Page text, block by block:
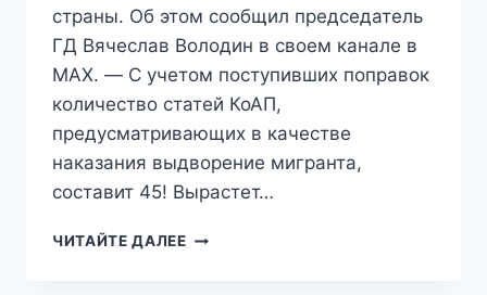
страны. Об этом сообщил председатель
ГД Вячеслав Володин в своем канале в
MAX. — С учетом поступивших поправок
количество статей КоАП,
предусматривающих в качестве
наказания выдворение мигранта,
составит 45! Вырастет…
ЧИТАЙТЕ ДАЛЕЕВ